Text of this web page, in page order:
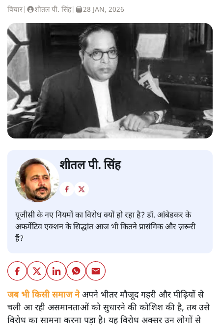
विचार शीतल पी. सिंह| 28 JAN, 2026
शीतल पी. सिंह
यूजीसी के नए नियमों का विरोध क्यों हो रहा है? डॉ. आंबेडकर के
अफर्मेटिव एक्शन के सिद्धांत आज भी कितने प्रासंगिक और ज़रूरी
हैं?
जब भी किसी समाज नेअपने भीतर मौजूद गहरी और पीढ़ियों से
चली आ रही असमानताओं को सुधारने की कोशिश की है, तब उसे
विरोध का सामना करना पड़ा है। यह विरोध अक्सर उन लोगों से